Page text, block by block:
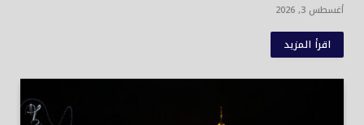
أغسطس 3, 2026
اقرأ المزيد